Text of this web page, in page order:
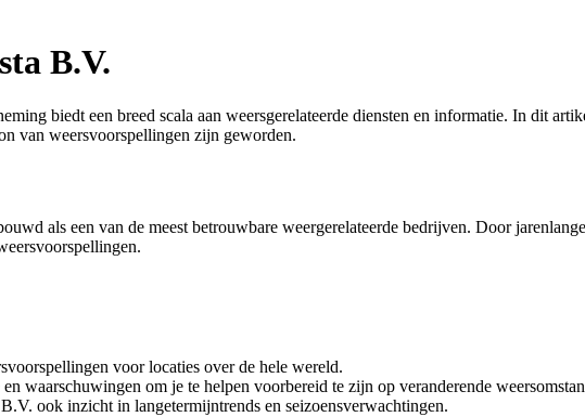
B.V.
biedt een breed scala aan weersgerelateerde diensten en informatie. In dit
van weersvoorspellingen zijn geworden.
als een van de meest betrouwbare weergerelateerde bedrijven. Door
voor locaties over de hele wereld.
waarschuwingen om je te helpen voorbereid te zijn op veranderende
ook inzicht in langetermijntrends en seizoensverwachtingen.